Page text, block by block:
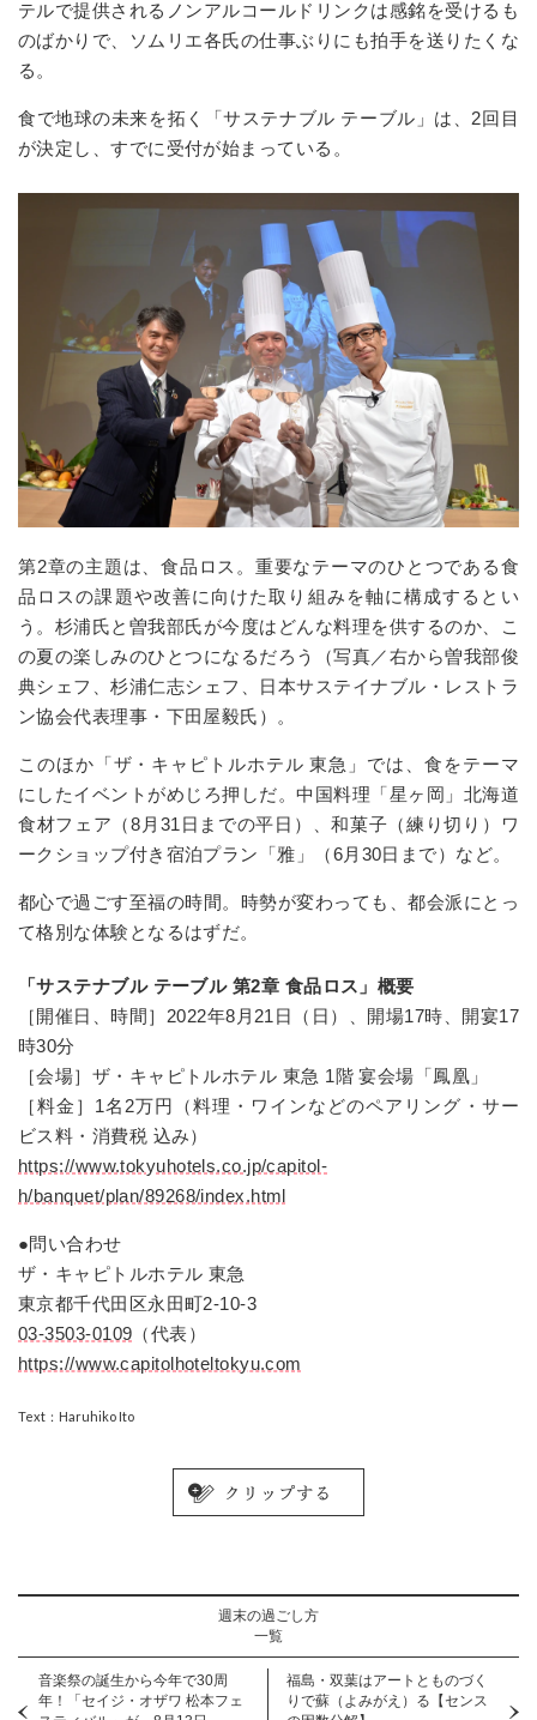
テルで提供されるノンアルコールドリンクは感銘を受けるも
のばかりで、ソムリエ各氏の仕事ぶりにも拍手を送りたくな
る。
食で地球の未来を拓く「サステナブル テーブル」は、2回目
が決定し、すでに受付が始まっている。
第2章の主題は、食品ロス。重要なテーマのひとつである食
品ロスの課題や改善に向けた取り組みを軸に構成するとい
う。杉浦氏と曽我部氏が今度はどんな料理を供するのか、こ
の夏の楽しみのひとつになるだろう（写真／右から曽我部俊
典シェフ、杉浦仁志シェフ、日本サステイナブル・レストラ
ン協会代表理事・下田屋毅氏）。
このほか「ザ・キャピトルホテル 東急」では、食をテーマ
にしたイベントがめじろ押しだ。中国料理「星ヶ岡」北海道
食材フェア（8月31日までの平日）、和菓子（練り切り）ワ
ークショップ付き宿泊プラン「雅」（6月30日まで）など。
都心で過ごす至福の時間。時勢が変わっても、都会派にとっ
て格別な体験となるはずだ。
「サステナブル テーブル 第2章 食品ロス」概要
［開催日、時間］2022年8月21日（日）、開場17時、開宴17
時30分
［会場］ザ・キャピトルホテル 東急 1階 宴会場「鳳凰」
［料金］1名2万円（料理・ワインなどのペアリング・サー
ビス料・消費税 込み）
https://www.tokyuhotels.co.jp/capitol-
h/banquet/plan/89268/index.html
●問い合わせ
ザ・キャピトルホテル 東急
東京都千代田区永田町2-10-3
03-3503-0109 （代表）
https://www.capitolhoteltokyu.com
Text：Haruhiko Ito
週末の過ごし方
一覧
音楽祭の誕生から今年で30周
年！「セイジ・オザワ 松本フェ
福島・双葉はアートとものづく
りで蘇（よみがえ）る【センス